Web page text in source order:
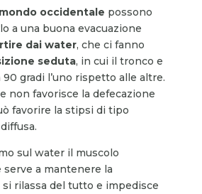
mondo occidentale possono
a una buona evacuazione
dai water, che ci fanno
seduta, in cui il tronco e
gradi l’uno rispetto alle altre.
non favorisce la defecazione
favorire la stipsi di tipo
sul water il muscolo
a mantenere la
rilassa del tutto e impedisce